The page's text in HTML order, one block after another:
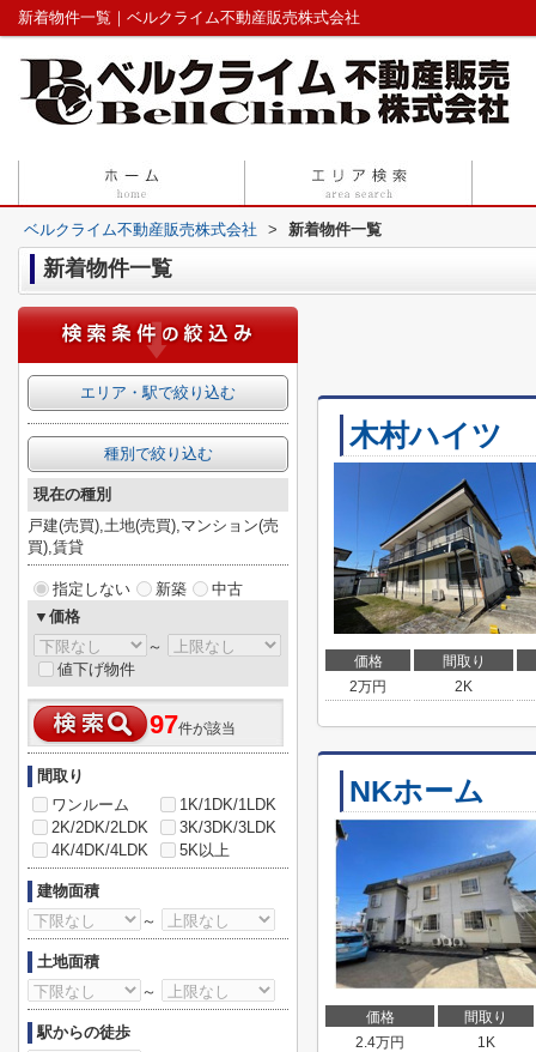
新着物件一覧｜ベルクライム不動産販売株式会社
ベルクライム不動産販売株式会社 > 新着物件一覧
新着物件一覧
木村ハイツ
価格
間取り
2万円 2K
NKホーム
価格
間取り
2.4万円 1K
エリア・駅で絞り込む
種別で絞り込む
現在の種別
戸建(売買),土地(売買),マンション(売
買),賃貸
指定しない 新築
中古
▼価格
～
値下げ物件
97件が該当
間取り
ワンルーム
1K/1DK/1LDK
2K/2DK/2LDK
3K/3DK/3LDK
4K/4DK/4LDK
5K以上
建物面積
～
土地面積
～
駅からの徒歩